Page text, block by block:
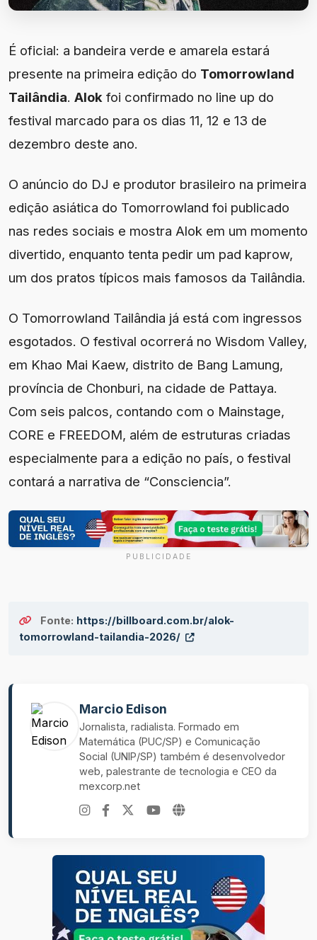
É oficial: a bandeira verde e amarela estará
presente na primeira edição do Tomorrowland
Tailândia. Alok foi confirmado no line up do
festival marcado para os dias 11, 12 e 13 de
dezembro deste ano.
O anúncio do DJ e produtor brasileiro na primeira
edição asiática do Tomorrowland foi publicado
nas redes sociais e mostra Alok em um momento
divertido, enquanto tenta pedir um pad kaprow,
um dos pratos típicos mais famosos da Tailândia.
O Tomorrowland Tailândia já está com ingressos
esgotados. O festival ocorrerá no Wisdom Valley,
em Khao Mai Kaew, distrito de Bang Lamung,
província de Chonburi, na cidade de Pattaya.
Com seis palcos, contando com o Mainstage,
CORE e FREEDOM, além de estruturas criadas
especialmente para a edição no país, o festival
contará a narrativa de “Consciencia”.
PUBLICIDADE
Fonte: https://billboard.com.br/alok-
tomorrowland-tailandia-2026/
Marcio Edison
Jornalista, radialista. Formado em
Matemática (PUC/SP) e Comunicação
Social (UNIP/SP) também é desenvolvedor
web, palestrante de tecnologia e CEO da
mexcorp.net